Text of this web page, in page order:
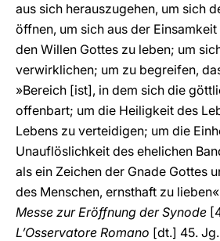
aus sich herauszugehen, um sich
öffnen, um sich aus der
den Willen Gottes zu leben; um
verwirklichen; um zu begreifen,
»Bereich [ist], in dem sich die
offenbart; um die Heiligkeit des
Lebens zu verteidigen; um die
Unauflöslichkeit des ehelichen
als ein Zeichen der Gnade Gottes
des Menschen, ernsthaft zu
Messe zur Eröffnung der Synode
L’Osservatore Romano [dt.] 45.